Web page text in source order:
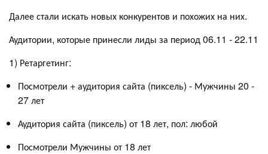
Далее стали искать новых конкурентов и похожих на них.
Аудитории, которые принесли лиды за период 06.11 - 22.11
1) Ретаргетинг:
Посмотрели + аудитория сайта (пиксель) - Мужчины 20 -
27 лет
Аудитория сайта (пиксель) от 18 лет, пол: любой
Посмотрели Мужчины от 18 лет